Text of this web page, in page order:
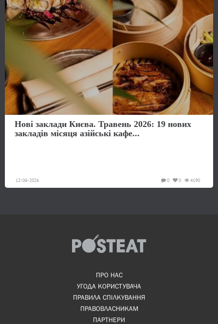
Нові заклади Києва. Травень 2026: 19 нових
закладів місяця азійські кафе...
12-06-2026 4190
0
0
ПРО НАС
УГОДА КОРИСТУВАЧА
ПРАВИЛА СПІЛКУВАННЯ
ПРАВОВЛАСНИКАМ
ПАРТНЕРИ